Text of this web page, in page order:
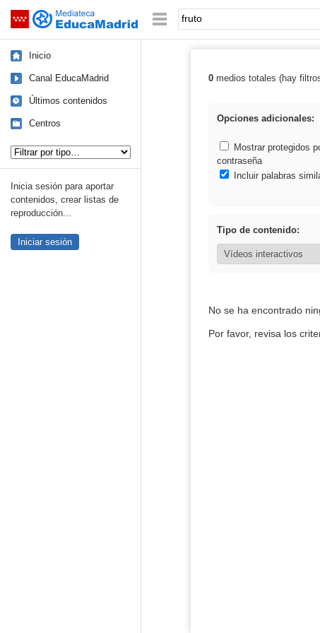
Saltar navegación Palabra o frase:
Inicio
Canal EducaMadrid
Últimos contenidos
Centros
Inicia sesión para aportar
contenidos, crear listas de
reproducción...
Iniciar sesión
Resultados de:
0medios totales (hay
Opciones adicionales:
Mostrar protegidos
contraseña
Incluir palabras
Tipo de contenido:
No se ha encontrado
Por favor, revisa los